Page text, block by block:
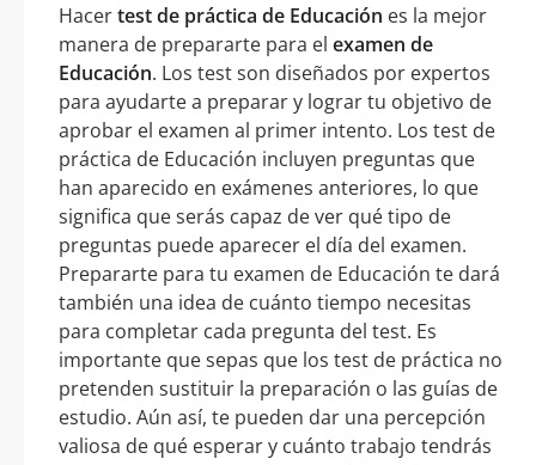
Hacertest de práctica de Educación es la mejor
manera de prepararte para el examen de
Educación. Los test son diseñados por expertos
para ayudarte a preparar y lograr tu objetivo de
aprobar el examen al primer intento. Los test de
práctica de Educación incluyen preguntas que
han aparecido en exámenes anteriores, lo que
significa que serás capaz de ver qué tipo de
preguntas puede aparecer el día del examen.
Prepararte para tu examen de Educación te dará
también una idea de cuánto tiempo necesitas
para completar cada pregunta del test. Es
importante que sepas que los test de práctica no
pretenden sustituir la preparación o las guías de
estudio. Aún así, te pueden dar una percepción
valiosa de qué esperar y cuánto trabajo tendrás